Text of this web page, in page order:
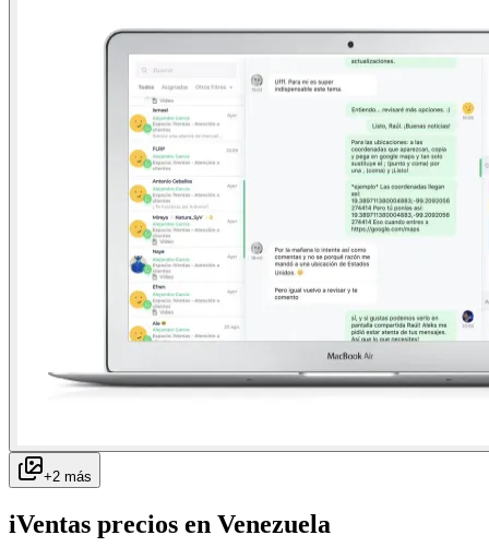
+2 más
iVentas precios en Venezuela